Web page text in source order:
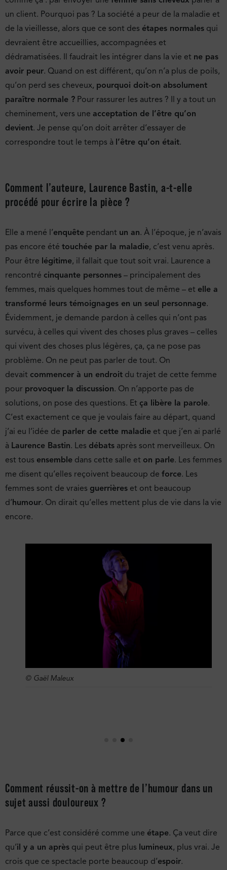
un client. Pourquoi pas ? La société a peur de la maladie et
de la vieillesse, alors que ce sont des étapes normales qui
devraient être accueillies, accompagnées et
dédramatisées. Il faudrait les intégrer dans la vie et ne pas
avoir peur. Quand on est différent, qu’on n’a plus de poils,
qu’on perd ses cheveux, pourquoi doit-on absolument
paraître normale ? Pour rassurer les autres ? Il y a tout un
cheminement, vers une acceptation de l’être qu’on
devient. Je pense qu’on doit arrêter d’essayer de
correspondre tout le temps à l’être qu’on était.
Comment l’auteure, Laurence Bastin, a-t-elle
procédé pour écrire la pièce ?
Elle a mené l’enquête pendant un an. À l’époque, je n’avais
pas encore été touchée par la maladie, c’est venu après.
Pour être légitime, il fallait que tout soit vrai. Laurence a
rencontré cinquante personnes – principalement des
femmes, mais quelques hommes tout de même – et elle a
transformé leurs témoignages en un seul personnage.
Évidemment, je demande pardon à celles qui n’ont pas
survécu, à celles qui vivent des choses plus graves – celles
qui vivent des choses plus légères, ça, ça ne pose pas
problème. On ne peut pas parler de tout. On
devait commencer à un endroit du trajet de cette femme
pour provoquer la discussion. On n’apporte pas de
solutions, on pose des questions. Et ça libère la parole.
C’est exactement ce que je voulais faire au départ, quand
j’ai eu l’idée de parler de cette maladie et que j’en ai parlé
à Laurence Bastin. Les débats après sont merveilleux. On
est tous ensemble dans cette salle et on parle. Les femmes
me disent qu’elles reçoivent beaucoup de force. Les
femmes sont de vraies guerrières et ont beaucoup
d’humour. On dirait qu’elles mettent plus de vie dans la vie
encore.
© Gaël Maleux
Comment réussit-on à mettre de l’humour dans un
sujet aussi douloureux ?
Parce que c’est considéré comme une étape. Ça veut dire
qu’il y a un après qui peut être plus lumineux, plus vrai. Je
crois que ce spectacle porte beaucoup d’espoir.